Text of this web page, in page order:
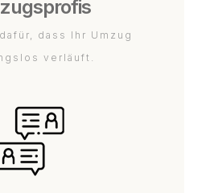
dass Ihr Umzug
verläuft.